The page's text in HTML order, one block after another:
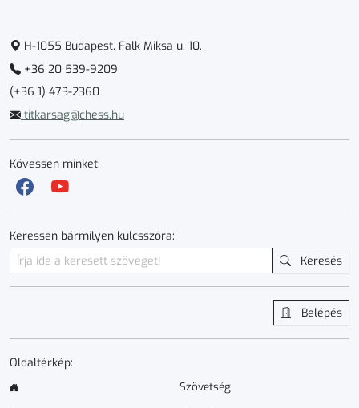
H-1055 Budapest, Falk Miksa u. 10.
+36 20 539-9209
(+36 1) 473-2360
titkarsag@chess.hu
Kövessen minket:
Keressen bármilyen kulcsszóra:
Keresés
Belépés
Oldaltérkép:
Szövetség